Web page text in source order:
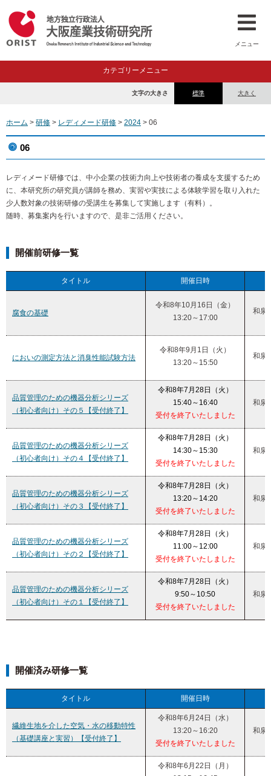
メニュー
カテゴリーメニュー
標準 大きく
文字の大きさ
ホーム > 研修 > レディメード研修 > 2024 > 06
06
レディメード研修では、中小企業の技術力向上や技術者の養成を支援するため
に、本研究所の研究員が講師を務め、実習や実技による体験学習を取り入れた
少人数対象の技術研修の受講生を募集して実施します（有料）。
随時、募集案内を行いますので、是非ご活用ください。
開催前研修一覧
タイトル 開催日時
腐食の基礎
令和8年10月16日（金）
13:20～17:00
和泉
においの測定方法と消臭性能試験方法
令和8年9月1日（火）
13:20～15:50
和泉
品質管理のための機器分析シリーズ
（初心者向け）その５【受付終了】
令和8年7月28日（火）
15:40～16:40
受付を終了いたしました
和泉
品質管理のための機器分析シリーズ
（初心者向け）その４【受付終了】
令和8年7月28日（火）
14:30～15:30
受付を終了いたしました
和泉
品質管理のための機器分析シリーズ
（初心者向け）その３【受付終了】
令和8年7月28日（火）
13:20～14:20
受付を終了いたしました
和泉
品質管理のための機器分析シリーズ
（初心者向け）その２【受付終了】
令和8年7月28日（火）
11:00～12:00
受付を終了いたしました
和泉
品質管理のための機器分析シリーズ
（初心者向け）その１【受付終了】
令和8年7月28日（火）
9:50～10:50
受付を終了いたしました
和泉
開催済み研修一覧
タイトル 開催日時
繊維生地を介した空気・水の移動特性
（基礎講座と実習）【受付終了】
令和8年6月24日（水）
13:20～16:20
受付を終了いたしました
和泉
令和8年6月22日（月）